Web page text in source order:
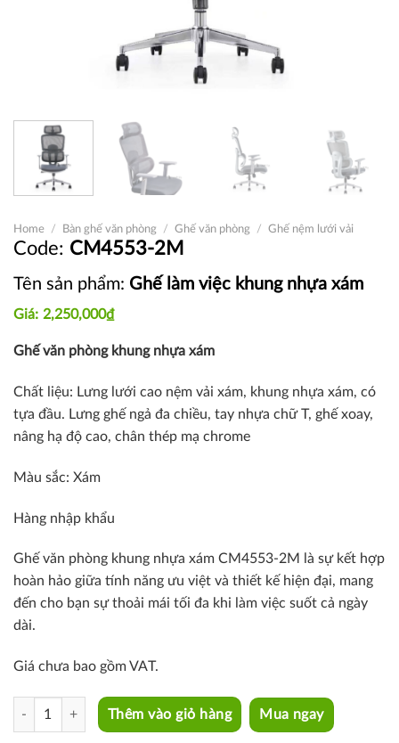
Home / Bàn ghế văn phòng / Ghế văn phòng / Ghế nệm lưới vải
CM4553-2M
Tên sản phẩm: Ghế làm việc khung nhựa xám
2,250,000₫
Ghế văn phòng khung nhựa xám
Chất liệu: Lưng lưới cao nệm vải xám, khung nhựa xám, có
tựa đầu. Lưng ghế ngả đa chiều, tay nhựa chữ T, ghế xoay,
nâng hạ độ cao, chân thép mạ chrome
Màu sắc: Xám
Hàng nhập khẩu
Ghế văn phòng khung nhựa xám CM4553-2M là sự kết hợp
hoàn hảo giữa tính năng ưu việt và thiết kế hiện đại, mang
đến cho bạn sự thoải mái tối đa khi làm việc suốt cả ngày
dài.
Giá chưa bao gồm VAT.
CM4553-2M quantity
Thêm vào giỏ hàng Mua ngay